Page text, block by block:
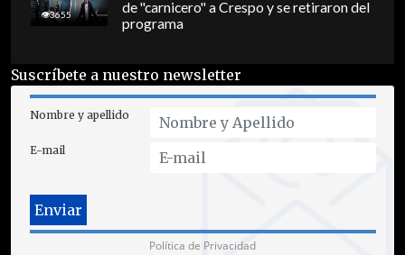
3655
de "carnicero" a Crespo y se retiraron del
programa
Suscríbete a nuestro newsletter
Nombre y apellido
E-mail
Política de Privacidad